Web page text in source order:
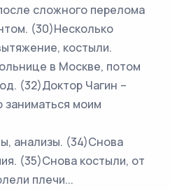
сложного перелома
(30)Несколько
костыли.
в Москве, потом
(32)Доктор Чагин –
моим
(34)Снова
(35)Снова костыли, от
плечи...